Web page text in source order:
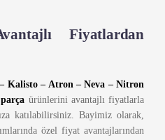
Fiyatlardan
Kalisto – Atron – Neva – Nitron
ürünlerini avantajlı fiyatlarla
katılabilirsiniz. Bayimiz olarak,
özel fiyat avantajlarından